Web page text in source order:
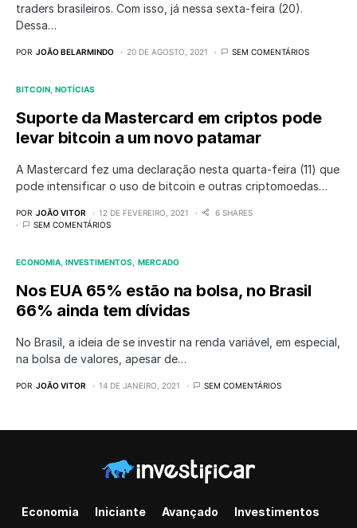
traders brasileiros. Com isso, já nessa sexta-feira (20).
Dessa…
POR JOÃO BELARMINDO 20 DE AGOSTO, 2021 SEM COMENTÁRIOS
BITCOIN NOTÍCIAS
Suporte da Mastercard em criptos pode
levar bitcoin a um novo patamar
A Mastercard fez uma declaração nesta quarta-feira (11) que
pode intensificar o uso de bitcoin e outras criptomoedas…
POR JOÃO VITOR 12 DE FEVEREIRO, 2021
6 SHARES
SEM COMENTÁRIOS
ECONOMIA INVESTIMENTOS MERCADO
Nos EUA 65% estão na bolsa, no Brasil
66% ainda tem dívidas
No Brasil, a ideia de se investir na renda variável, em especial,
na bolsa de valores, apesar de…
POR JOÃO VITOR 14 DE JANEIRO, 2021 SEM COMENTÁRIOS
Economia Iniciante Avançado Investimentos